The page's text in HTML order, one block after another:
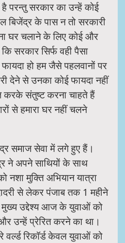
है परन्तु सरकार का उन्हें कोई
बिजेंद्र के पास न तो सरकारी
घर चलाने के लिए कोई और
सरकार सिर्फ वही पैसा
हो हम जैसे पहलवानों पर
देने से उनका कोई फायदा नहीं
करके संतुष्ट करना चाहते हैं
से हमारा घर नहीं चलने
समाज सेवा में लगे हुए हैं।
ने अपने साथियों के साथ
मुक्ति अभियान यात्रा
से लेकर पंजाब तक 1 महीने
मुख्य उद्देश्य आज के युवाओं को
उन्हें प्रेरित करने का था।
रिकॉर्ड केवल युवाओं को